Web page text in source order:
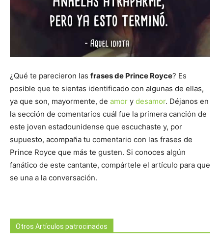
¿Qué te parecieron las frases de Prince Royce? Es
posible que te sientas identificado con algunas de ellas,
ya que son, mayormente, de amor y desamor. Déjanos en
la sección de comentarios cuál fue la primera canción de
este joven estadounidense que escuchaste y, por
supuesto, acompaña tu comentario con las frases de
Prince Royce que más te gusten. Si conoces algún
fanático de este cantante, compártele el artículo para que
se una a la conversación.
Otros Artículos patrocinados